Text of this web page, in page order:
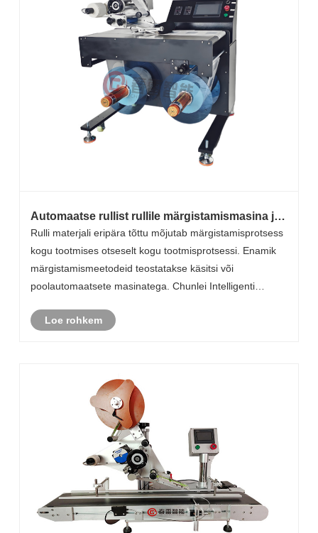
Automaatse rullist rullile märgistamismasina ja
traditsiooniliste märgistamismeetodite võrdlus:
miks peetakse seda rullmaterjalide töötlemise
tõhususe kuningaks?
Rulli materjali eripära tõttu mõjutab märgistamisprotsess
kogu tootmises otseselt kogu tootmisprotsessi. Enamik
märgistamismeetodeid teostatakse käsitsi või
poolautomaatsete masinatega. Chunlei Intelligenti
turuletoomine on toonud häid uudiseid kogu rullm......
Loe rohkem